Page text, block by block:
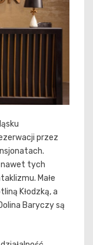
przez
nawet tych
Małe
Kłodzką, a
Baryczy są